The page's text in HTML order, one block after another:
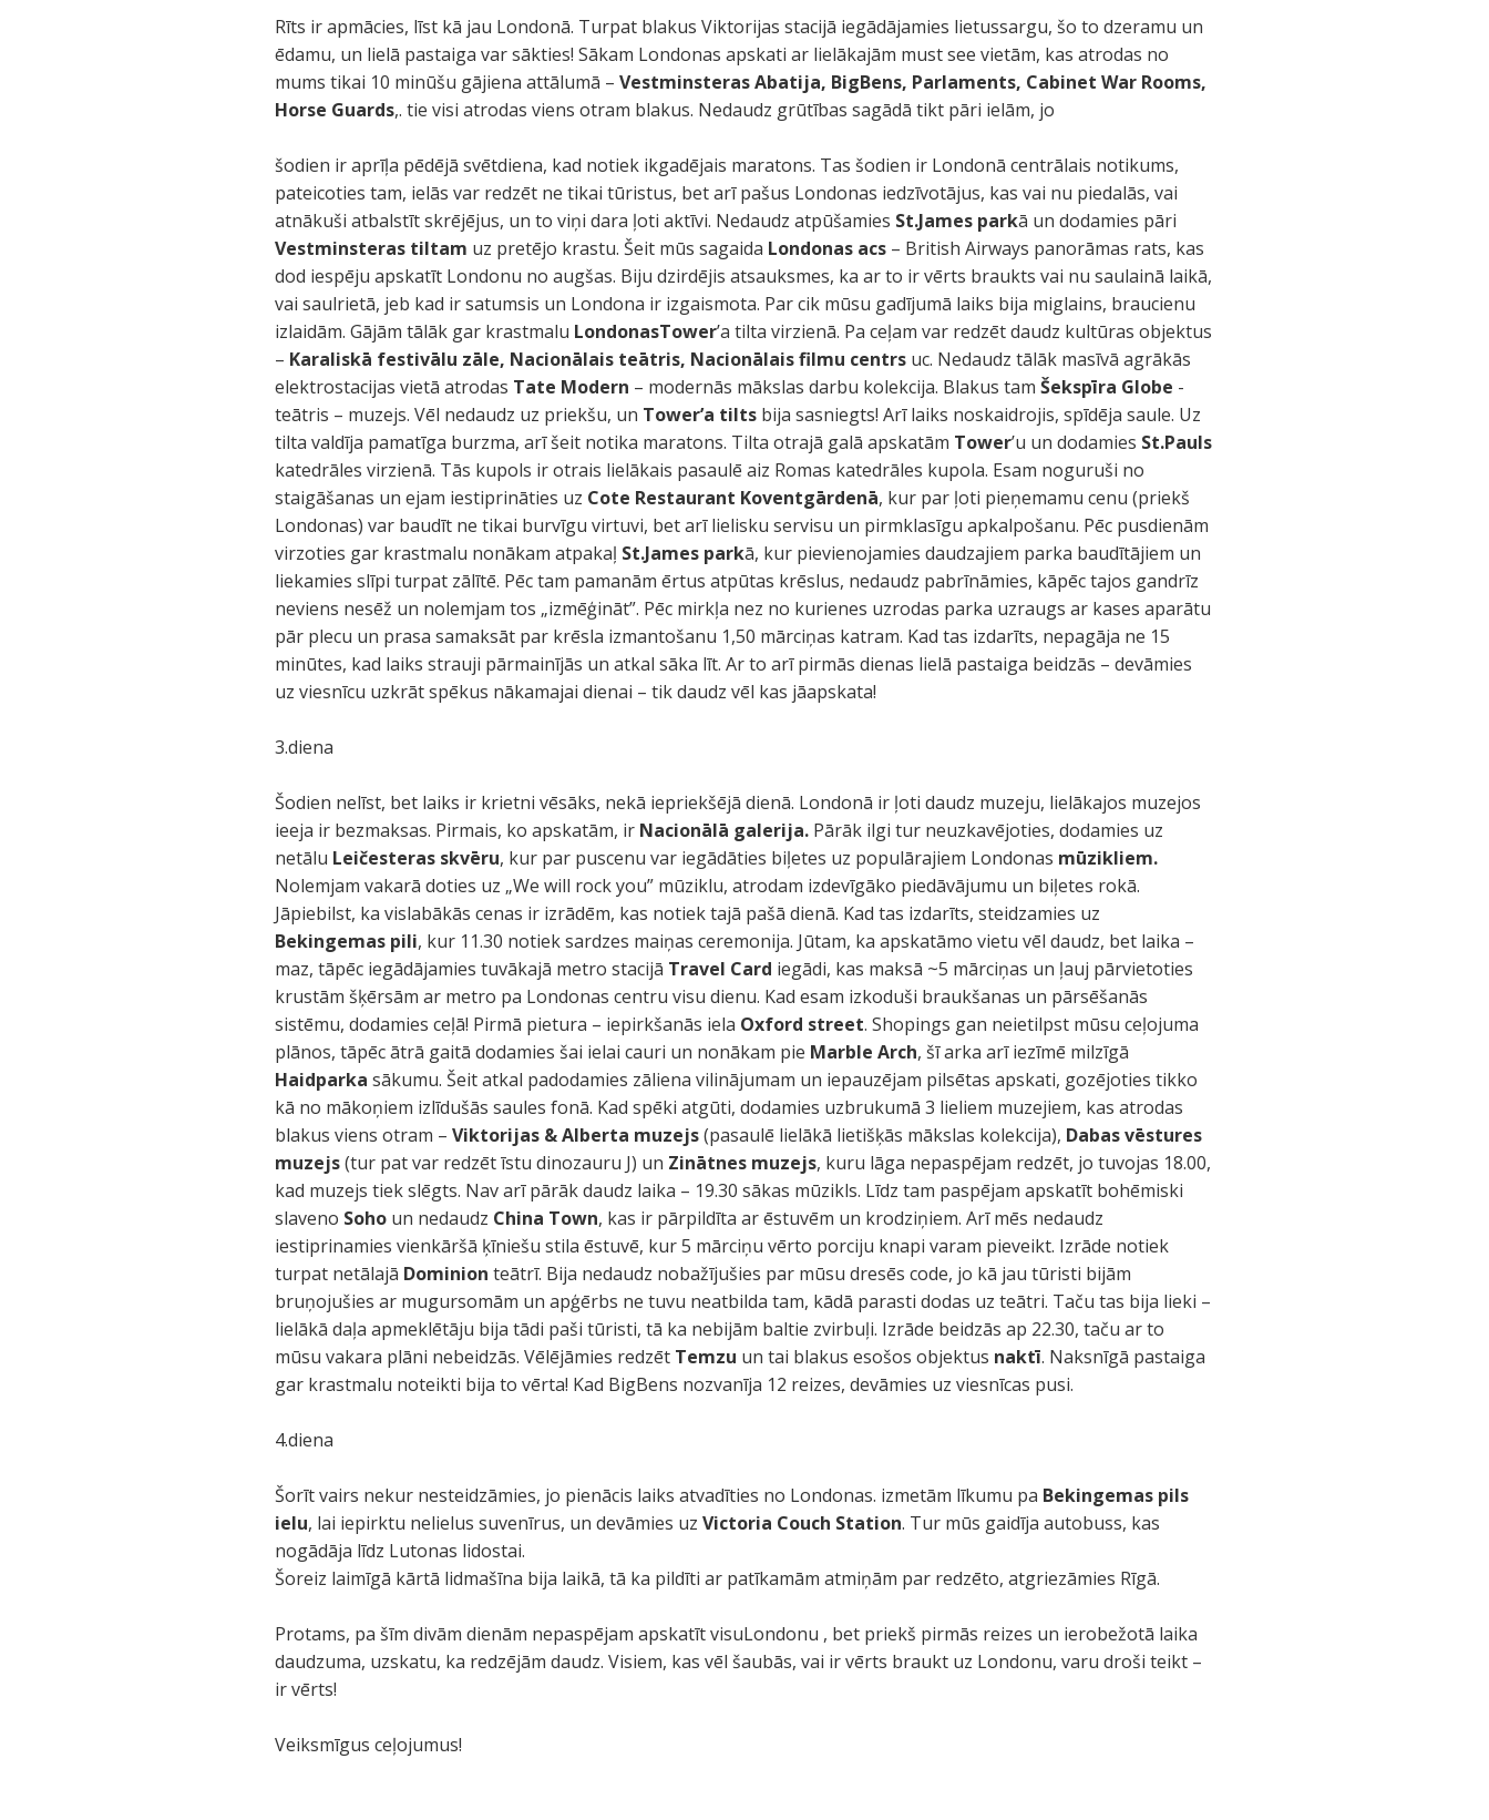
Rīts ir apmācies, līst kā jau Londonā. Turpat blakus Viktorijas stacijā iegādājamies lietussargu, šo to dzeramu un
ēdamu, un lielā pastaiga var sākties! Sākam Londonas apskati ar lielākajām must see vietām, kas atrodas no
mums tikai 10 minūšu gājiena attālumā –Vestminsteras Abatija, BigBens, Parlaments, Cabinet War Rooms,
Horse Guards,. tie visi atrodas viens otram blakus. Nedaudz grūtības sagādā tikt pāri ielām, jo
šodien ir aprīļa pēdējā svētdiena, kad notiek ikgadējais maratons. Tas šodien ir Londonā centrālais notikums,
pateicoties tam, ielās var redzēt ne tikai tūristus, bet arī pašus Londonas iedzīvotājus, kas vai nu piedalās, vai
atnākuši atbalstīt skrējējus, un to viņi dara ļoti aktīvi. Nedaudz atpūšamies St.James parkā un dodamies pāri
Vestminsteras tiltam uz pretējo krastu. Šeit mūs sagaida Londonas acs – British Airways panorāmas rats, kas
dod iespēju apskatīt Londonu no augšas. Biju dzirdējis atsauksmes, ka ar to ir vērts braukts vai nu saulainā laikā,
vai saulrietā, jeb kad ir satumsis un Londona ir izgaismota. Par cik mūsu gadījumā laiks bija miglains, braucienu
izlaidām. Gājām tālāk gar krastmalu LondonasTower’a tilta virzienā. Pa ceļam var redzēt daudz kultūras objektus
– Karaliskā festivālu zāle, Nacionālais teātris, Nacionālais filmu centrs uc. Nedaudz tālāk masīvā agrākās
elektrostacijas vietā atrodas Tate Modern – modernās mākslas darbu kolekcija. Blakus tamŠekspīra Globe -
teātris – muzejs. Vēl nedaudz uz priekšu, un Tower’a tilts bija sasniegts! Arī laiks noskaidrojis, spīdēja saule. Uz
tilta valdīja pamatīga burzma, arī šeit notika maratons. Tilta otrajā galā apskatām Tower’u un dodamies St.Pauls
katedrāles virzienā. Tās kupols ir otrais lielākais pasaulē aiz Romas katedrāles kupola. Esam noguruši no
staigāšanas un ejam iestiprināties uz Cote Restaurant Koventgārdenā, kur par ļoti pieņemamu cenu (priekš
Londonas) var baudīt ne tikai burvīgu virtuvi, bet arī lielisku servisu un pirmklasīgu apkalpošanu. Pēc pusdienām
virzoties gar krastmalu nonākam atpakaļ St.James parkā, kur pievienojamies daudzajiem parka baudītājiem un
liekamies slīpi turpat zālītē. Pēc tam pamanām ērtus atpūtas krēslus, nedaudz pabrīnāmies, kāpēc tajos gandrīz
neviens nesēž un nolemjam tos „izmēģināt”. Pēc mirkļa nez no kurienes uzrodas parka uzraugs ar kases aparātu
pār plecu un prasa samaksāt par krēsla izmantošanu 1,50 mārciņas katram. Kad tas izdarīts, nepagāja ne 15
minūtes, kad laiks strauji pārmainījās un atkal sāka līt. Ar to arī pirmās dienas lielā pastaiga beidzās – devāmies
uz viesnīcu uzkrāt spēkus nākamajai dienai – tik daudz vēl kas jāapskata!
3.diena
Šodien nelīst, bet laiks ir krietni vēsāks, nekā iepriekšējā dienā. Londonā ir ļoti daudz muzeju, lielākajos muzejos
ieeja ir bezmaksas. Pirmais, ko apskatām, ir Nacionālā galerija. Pārāk ilgi tur neuzkavējoties, dodamies uz
netālu Leičesteras skvēru, kur par puscenu var iegādāties biļetes uz populārajiem Londonas mūzikliem.
Nolemjam vakarā doties uz „We will rock you” mūziklu, atrodam izdevīgāko piedāvājumu un biļetes rokā.
Jāpiebilst, ka vislabākās cenas ir izrādēm, kas notiek tajā pašā dienā. Kad tas izdarīts, steidzamies uz
Bekingemas pili, kur 11.30 notiek sardzes maiņas ceremonija. Jūtam, ka apskatāmo vietu vēl daudz, bet laika –
maz, tāpēc iegādājamies tuvākajā metro stacijā Travel Card iegādi, kas maksā ~5 mārciņas un ļauj pārvietoties
krustām šķērsām ar metro pa Londonas centru visu dienu. Kad esam izkoduši braukšanas un pārsēšanās
sistēmu, dodamies ceļā! Pirmā pietura – iepirkšanās iela Oxford street. Shopings gan neietilpst mūsu ceļojuma
plānos, tāpēc ātrā gaitā dodamies šai ielai cauri un nonākam pie Marble Arch, šī arka arī iezīmē milzīgā
Haidparka sākumu. Šeit atkal padodamies zāliena vilinājumam un iepauzējam pilsētas apskati, gozējoties tikko
kā no mākoņiem izlīdušās saules fonā. Kad spēki atgūti, dodamies uzbrukumā 3 lieliem muzejiem, kas atrodas
blakus viens otram –Viktorijas & Alberta muzejs(pasaulē lielākā lietišķās mākslas kolekcija), Dabas vēstures
muzejs(tur pat var redzēt īstu dinozauru J) un Zinātnes muzejs, kuru lāga nepaspējam redzēt, jo tuvojas 18.00,
kad muzejs tiek slēgts. Nav arī pārāk daudz laika – 19.30 sākas mūzikls. Līdz tam paspējam apskatīt bohēmiski
slaveno Soho un nedaudz China Town, kas ir pārpildīta ar ēstuvēm un krodziņiem. Arī mēs nedaudz
iestiprinamies vienkāršā ķīniešu stila ēstuvē, kur 5 mārciņu vērto porciju knapi varam pieveikt. Izrāde notiek
turpat netālajā Dominion teātrī. Bija nedaudz nobažījušies par mūsu dresēs code, jo kā jau tūristi bijām
bruņojušies ar mugursomām un apģērbs ne tuvu neatbilda tam, kādā parasti dodas uz teātri. Taču tas bija lieki –
lielākā daļa apmeklētāju bija tādi paši tūristi, tā ka nebijām baltie zvirbuļi. Izrāde beidzās ap 22.30, taču ar to
mūsu vakara plāni nebeidzās. Vēlējāmies redzēt Temzu un tai blakus esošos objektus naktī. Naksnīgā pastaiga
gar krastmalu noteikti bija to vērta! Kad BigBens nozvanīja 12 reizes, devāmies uz viesnīcas pusi.
4.diena
Šorīt vairs nekur nesteidzāmies, jo pienācis laiks atvadīties no Londonas. izmetām līkumu pa Bekingemas pils
ielu, lai iepirktu nelielus suvenīrus, un devāmies uzVictoria Couch Station. Tur mūs gaidīja autobuss, kas
nogādāja līdz Lutonas lidostai.
Šoreiz laimīgā kārtā lidmašīna bija laikā, tā ka pildīti ar patīkamām atmiņām par redzēto, atgriezāmies Rīgā.
Protams, pa šīm divām dienām nepaspējam apskatīt visuLondonu , bet priekš pirmās reizes un ierobežotā laika
daudzuma, uzskatu, ka redzējām daudz. Visiem, kas vēl šaubās, vai ir vērts braukt uz Londonu, varu droši teikt –
ir vērts!
Veiksmīgus ceļojumus!